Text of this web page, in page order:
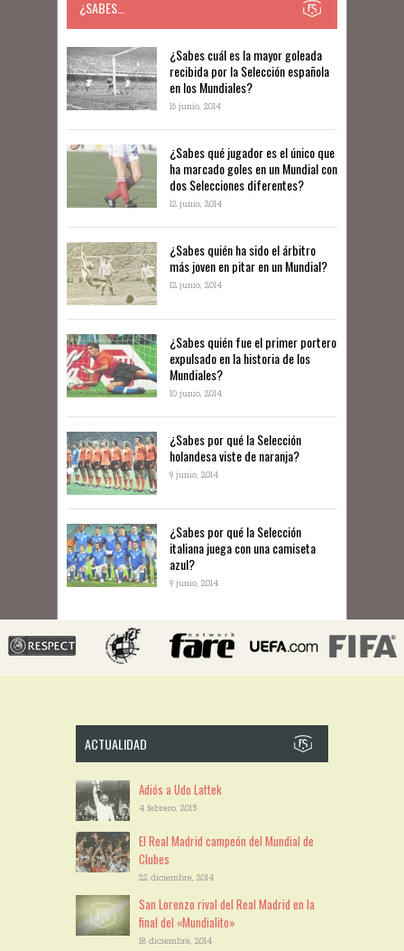
¿SABES…
​​¿Sabes cuál es la mayor goleada
recibida por la Selección española
en los Mundiales?
16 junio, 2014
¿Sabes qué jugador es el único que
ha marcado goles en un Mundial con
dos Selecciones diferentes?
12 junio, 2014
¿Sabes quién ha sido el árbitro
más joven en pitar en un Mundial?
12 junio, 2014
¿Sabes quién fue el primer portero
expulsado en la historia de los
Mundiales?
10 junio, 2014
​¿Sabes por qué la Selección
holandesa viste de naranja?
9 junio, 2014
¿Sabes por qué la Selección
italiana juega con una camiseta
azul?
9 junio, 2014
ACTUALIDAD
Adiós a Udo Lattek
4 febrero, 2015
El Real Madrid campeón del Mundial de
Clubes
22 diciembre, 2014
San Lorenzo rival del Real Madrid en la
final del «Mundialito»
18 diciembre, 2014